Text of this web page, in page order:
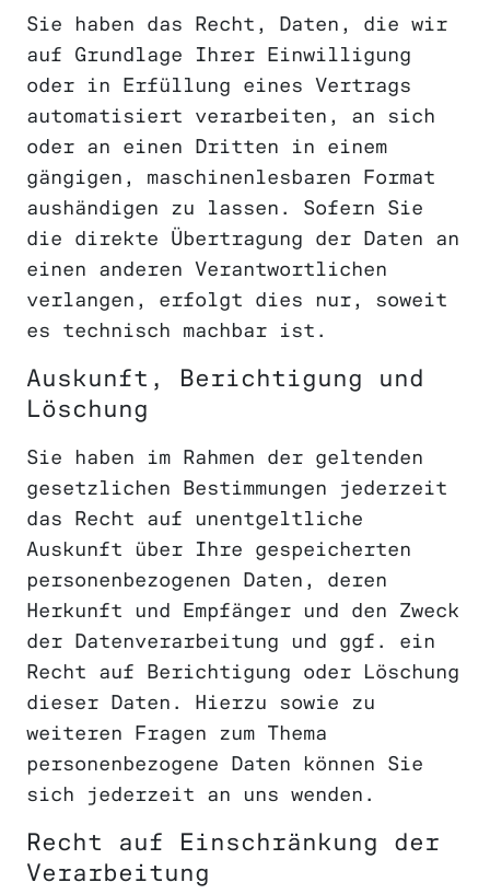
Sie haben das Recht, Daten, die wir
auf Grundlage Ihrer Einwilligung
oder in Erfüllung eines Vertrags
automatisiert verarbeiten, an sich
oder an einen Dritten in einem
gängigen, maschinenlesbaren Format
aushändigen zu lassen. Sofern Sie
die direkte Übertragung der Daten an
einen anderen Verantwortlichen
verlangen, erfolgt dies nur, soweit
es technisch machbar ist.
Auskunft, Berichtigung und
Löschung
Sie haben im Rahmen der geltenden
gesetzlichen Bestimmungen jederzeit
das Recht auf unentgeltliche
Auskunft über Ihre gespeicherten
personenbezogenen Daten, deren
Herkunft und Empfänger und den Zweck
der Datenverarbeitung und ggf. ein
Recht auf Berichtigung oder Löschung
dieser Daten. Hierzu sowie zu
weiteren Fragen zum Thema
personenbezogene Daten können Sie
sich jederzeit an uns wenden.
Recht auf Einschränkung der
Verarbeitung